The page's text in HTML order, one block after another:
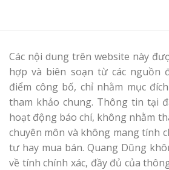
Các nội dung trên website này
hợp và biên soạn từ các nguồn
điểm công bố, chỉ nhằm mục
tham khảo chung. Thông tin tại
hoạt động báo chí, không nhằm
chuyên môn và không mang tính
tư hay mua bán. Quang Dũng
về tính chính xác, đầy đủ của